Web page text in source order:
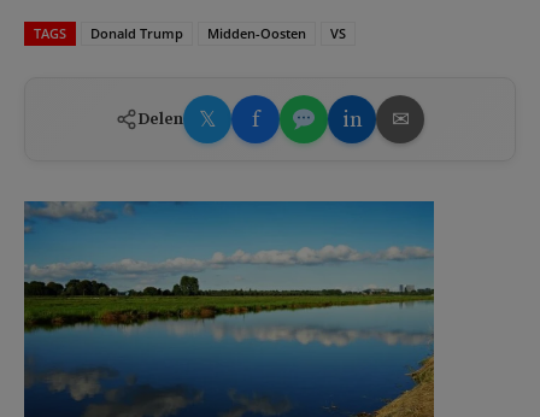
TAGS Donald Trump Midden-Oosten VS
Delen 𝕏 f in ✉